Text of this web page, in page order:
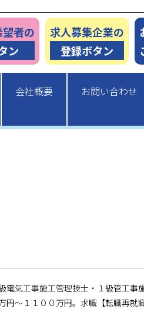
者の
ン
求人募集企業の
登録ボタン
会社概要 お問い合わせ
電気工事施工管理技士・１級管工事
円～１１００万円。求職【転職再就